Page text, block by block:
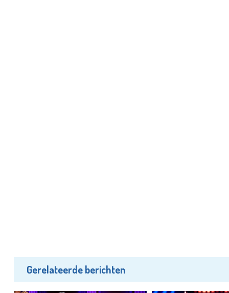
Gerelateerde berichten